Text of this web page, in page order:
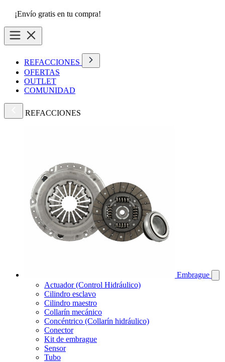
¡Envío gratis en tu compra!
REFACCIONES
OFERTAS
OUTLET
COMUNIDAD
REFACCIONES
Embrague
Actuador (Control Hidráulico)
Cilindro esclavo
Cilindro maestro
Collarín mecánico
Concéntrico (Collarín hidráulico)
Conector
Kit de embrague
Sensor
Tubo